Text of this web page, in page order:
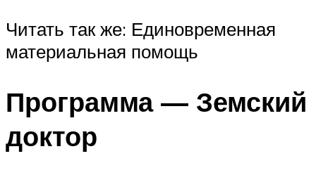
Читать так же: Единовременная
материальная помощь
Программа — Земский
доктор